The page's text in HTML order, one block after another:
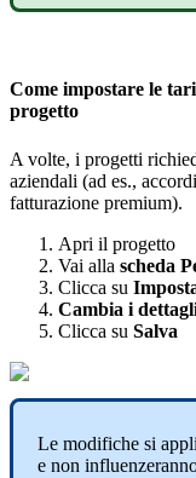
Come impostare le
progetto
A volte, i progetti
aziendali (ad es., accordi
fatturazione premium).
Apri il progetto
Vai alla scheda
Clicca su
Cambia i
Clicca su Salva
Le modifiche si
e non